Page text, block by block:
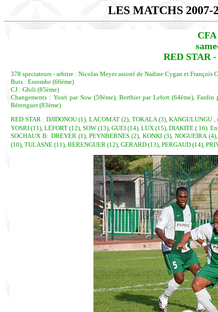
LES MATCHS
RED STAR
378 spectateurs - arbitre : Nicolas Meyer assisté de Nadine Cygan et François
Buts : Essombe (66ème)
CJ : Ghili (85ème)
Changements : Yosri par Sow (59ème), Berthier par Lefort (64ème),
Bérenguer (83ème)
RED STAR : DJIDONOU (1), LACOMAT (2), TOKALA (3), KANGULUNGU
YOSRI (11), LEFORT (12), SOW (13), GUEI (14), LUX (15), DIAKITE ( 16).
SOCHAUX B: DREYER (1), PEYNBERNES (2), KONKI (3), NOGUEIRA
(10), TULASNE (11), BERENGUER (12), GERARD (13), PERGAUD (14),